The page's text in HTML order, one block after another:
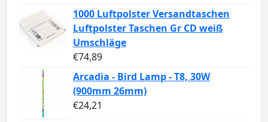
1000 Luftpolster Versandtaschen
Luftpolster Taschen Gr CD weiß
Umschläge
€74,89
Arcadia - Bird Lamp - T8, 30W
(900mm 26mm)
€24,21